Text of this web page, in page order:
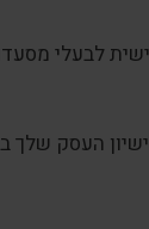
לבעלי
העסק